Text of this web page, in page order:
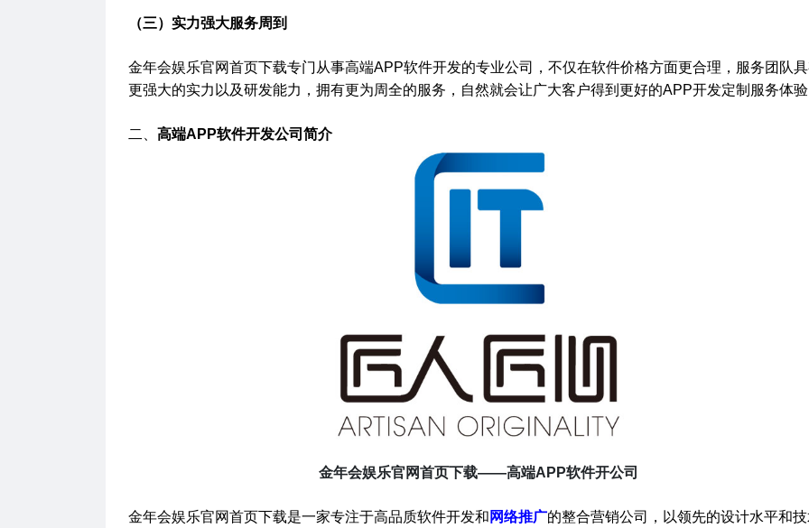
（三）实力强大服务周到
金年会娱乐官网首页下载专门从事高端APP软件开发的专业公司，不仅在软件价格方面更合理，服务团队
更强大的实力以及研发能力，拥有更为周全的服务，自然就会让广大客户得到更好的APP开发定制服务体
二、 高端APP软件开发公司简介
金年会娱乐官网首页下载——高端APP软件开公司
金年会娱乐官网首页下载是一家专注于高品质软件开发和 网络推广的整合营销公司，以领先的设计水平和